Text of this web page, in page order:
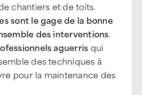
chantiers et de toits.
sont le gage de la bonne
des interventions.
aguerrisqui
des techniques à
pour la maintenance des